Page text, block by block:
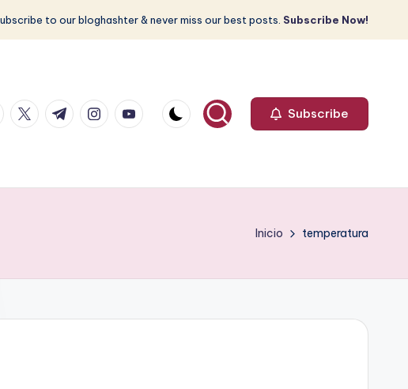
to our bloghashter & never miss our best posts. Subscribe Now!
twitter.com
t.me instagram.com
youtube.com Subscribe
Inicio temperatura